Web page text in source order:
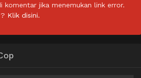
komentar jika menemukan link error.
Klik disini.